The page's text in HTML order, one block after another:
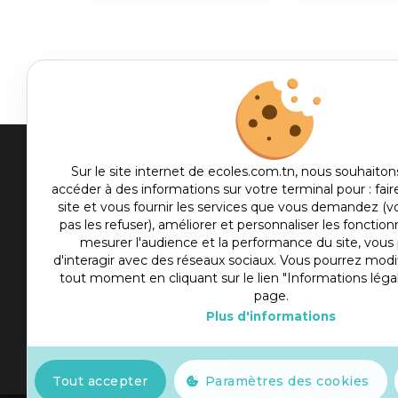
Sur le site internet de ecoles.com.tn, nous
accéder à des informations sur votre terminal pour :
site et vous fournir les services que vous demandez
pas les refuser), améliorer et personnaliser les
mesurer l'audience et la performance du site,
d'interagir avec des réseaux sociaux. Vous pourrez
tout moment en cliquant sur le lien "Informations
page.
Plus d'informations
Paramètres des cookies
Tout accepter
Culture
Sport
Slot777